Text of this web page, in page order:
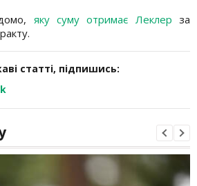
яку суму отримає Леклер за
статті, підпишись: